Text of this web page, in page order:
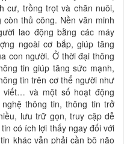
cư, trồng trọt và chăn nuôi,
thủ công. Nền văn minh
lao động bằng các máy
ngoài cơ bắp, giúp tăng
con người. Ở thời đại thông
tin giúp tăng sức mạnh,
tin trên cơ thể người như
viết… và một số hoạt động
thông tin, thông tin trở
lưu trữ gọn, truy cập dễ
có ích lợi thấy ngay đối với
khác vẫn phải cần bộ não